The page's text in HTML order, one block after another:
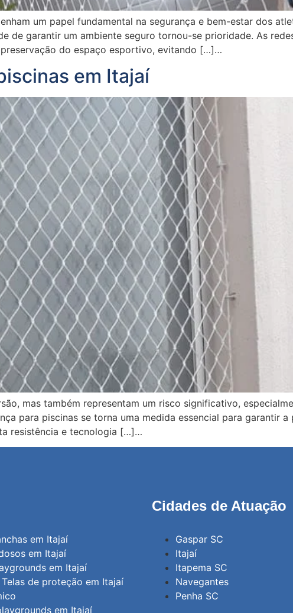
um papel fundamental na segurança e bem-estar dos
de garantir um ambiente seguro tornou-se prioridade. As
do espaço esportivo, evitando […]…
em Itajaí
mas também representam um risco significativo,
para piscinas se torna uma medida essencial para garantir
resistência e tecnologia […]…
em Itajaí
em Itajaí
em Itajaí
de proteção em Itajaí
em Itajaí
Cidades de Atuação
Gaspar SC
Itajaí
Itapema SC
Navegantes
Penha SC